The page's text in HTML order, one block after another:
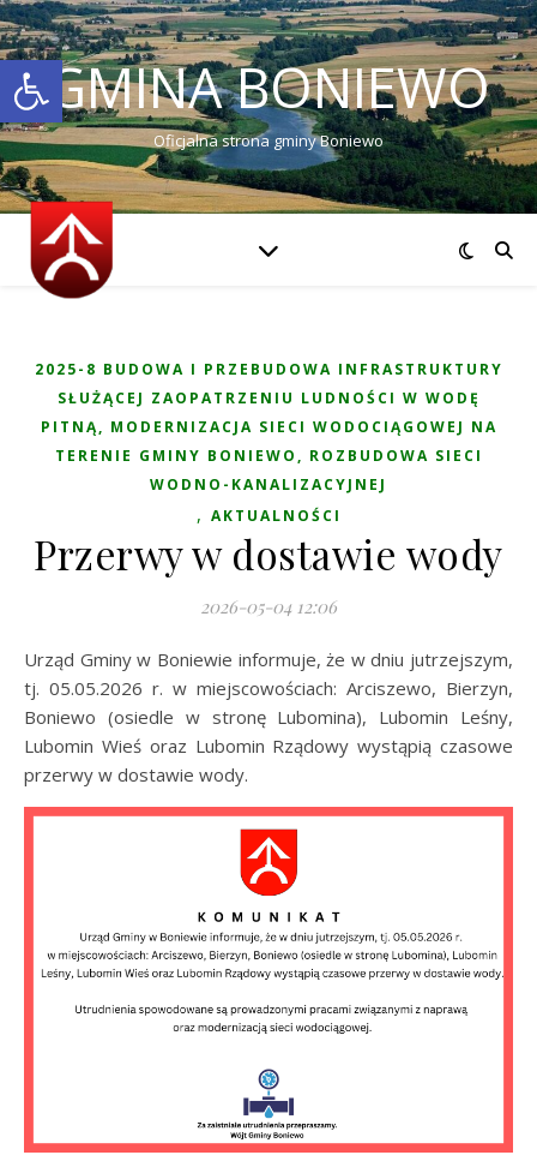
Otwórz pasek narzędzi
GMINA BONIEWO
Oficjalna strona gminy Boniewo
2025-8 BUDOWA I PRZEBUDOWA INFRASTRUKTURY
SŁUŻĄCEJ ZAOPATRZENIU LUDNOŚCI W WODĘ
PITNĄ, MODERNIZACJA SIECI WODOCIĄGOWEJ NA
TERENIE GMINY BONIEWO, ROZBUDOWA SIECI
WODNO-KANALIZACYJNEJ
, AKTUALNOŚCI
Przerwy w dostawie wody
2026-05-04 12:06
Urząd Gminy w Boniewie informuje, że w dniu jutrzejszym,
tj. 05.05.2026 r. w miejscowościach: Arciszewo, Bierzyn,
Boniewo (osiedle w stronę Lubomina), Lubomin Leśny,
Lubomin Wieś oraz Lubomin Rządowy wystąpią czasowe
przerwy w dostawie wody.